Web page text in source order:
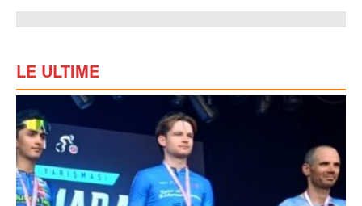
LE ULTIME